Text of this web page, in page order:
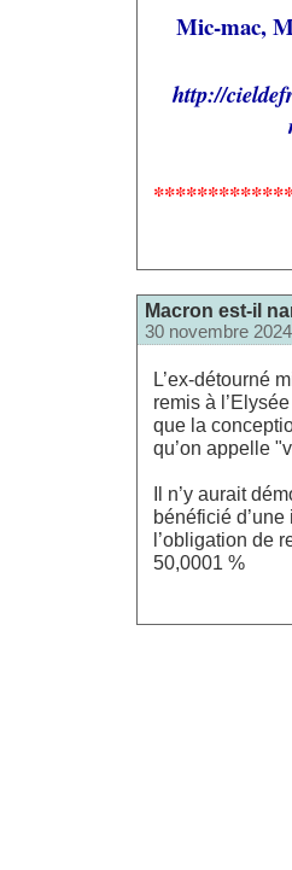
Mic-mac,
http://
Macron est-il
30 novembre
L’ex-détourné
remis à
que la
qu’on appelle
Il n’y aurait
bénéficié
l’obligation de
50,0001 %